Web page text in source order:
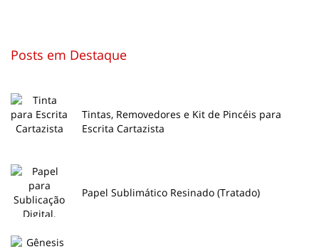
Posts em Destaque
Tintas, Removedores e Kit de Pincéis para
Escrita Cartazista
Papel Sublimático Resinado (Tratado)